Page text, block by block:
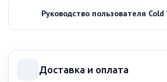
Доставка и оплата